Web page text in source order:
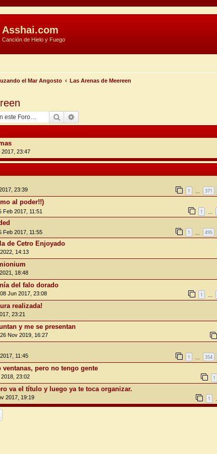
Asshai.com
Canción de Hielo y Fuego
el Mar Angosto Las Arenas de Meereen
Buscar
23:47
23:39 1 371
al poder!!)
Feb 2017, 11:51 1
Feb 2017, 11:55 1 495
de Cetro Enjoyado
14:13
18:48
del falo dorado
Jun 2017, 23:08 1
realizada!
23:21
y me se presentan
Nov 2019, 16:27
11:45 1 354
ventanas, pero no tengo gente
23:02 1
va el título y luego ya te toca organizar.
2017, 19:19 1